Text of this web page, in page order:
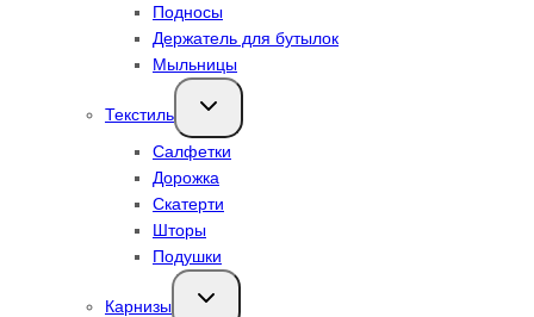
Подносы
Держатель для бутылок
Мыльницы
Текстиль
Переключить
дочернее
Салфетки
Дорожка
Скатерти
Шторы
Подушки
Карнизы
Переключить
дочернее